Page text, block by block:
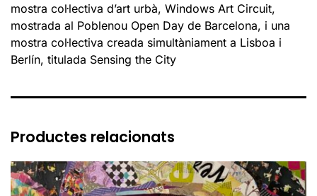
mostra col·lectiva d’art urbà, Windows Art Circuit,
mostrada al Poblenou Open Day de Barcelona, i una
mostra col·lectiva creada simultàniament a Lisboa i
Berlín, titulada Sensing the City
Productes relacionats